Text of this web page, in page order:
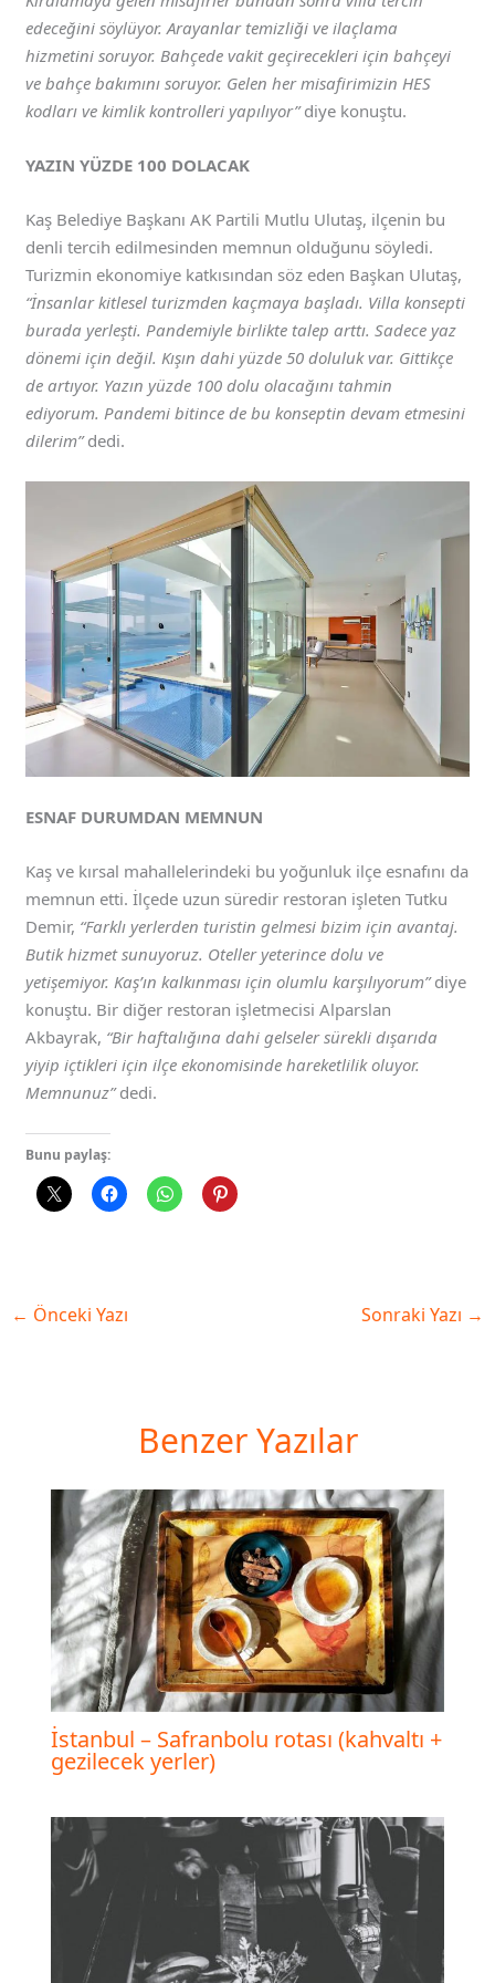
edeceğini söylüyor. Arayanlar temizliği ve ilaçlama
hizmetini soruyor. Bahçede vakit geçirecekleri için bahçeyi
ve bahçe bakımını soruyor. Gelen her misafirimizin HES
kodları ve kimlik kontrolleri yapılıyor”diye konuştu.
YAZIN YÜZDE 100 DOLACAK
Kaş Belediye Başkanı AK Partili Mutlu Ulutaş, ilçenin bu
denli tercih edilmesinden memnun olduğunu söyledi.
Turizmin ekonomiye katkısından söz eden Başkan Ulutaş,
“İnsanlar kitlesel turizmden kaçmaya başladı. Villa konsepti
burada yerleşti. Pandemiyle birlikte talep arttı. Sadece yaz
dönemi için değil. Kışın dahi yüzde 50 doluluk var. Gittikçe
de artıyor. Yazın yüzde 100 dolu olacağını tahmin
ediyorum. Pandemi bitince de bu konseptin devam etmesini
dilerim”dedi.
ESNAF DURUMDAN MEMNUN
Kaş ve kırsal mahallelerindeki bu yoğunluk ilçe esnafını da
memnun etti. İlçede uzun süredir restoran işleten Tutku
Demir, “Farklı yerlerden turistin gelmesi bizim için avantaj.
Butik hizmet sunuyoruz. Oteller yeterince dolu ve
yetişemiyor. Kaş’ın kalkınması için olumlu karşılıyorum”diye
konuştu. Bir diğer restoran işletmecisi Alparslan
Akbayrak, “Bir haftalığına dahi gelseler sürekli dışarıda
yiyip içtikleri için ilçe ekonomisinde hareketlilik oluyor.
Memnunuz”dedi.
Bunu paylaş:
← Önceki Yazı Sonraki Yazı →
Benzer Yazılar
İstanbul – Safranbolu rotası (kahvaltı +
gezilecek yerler)